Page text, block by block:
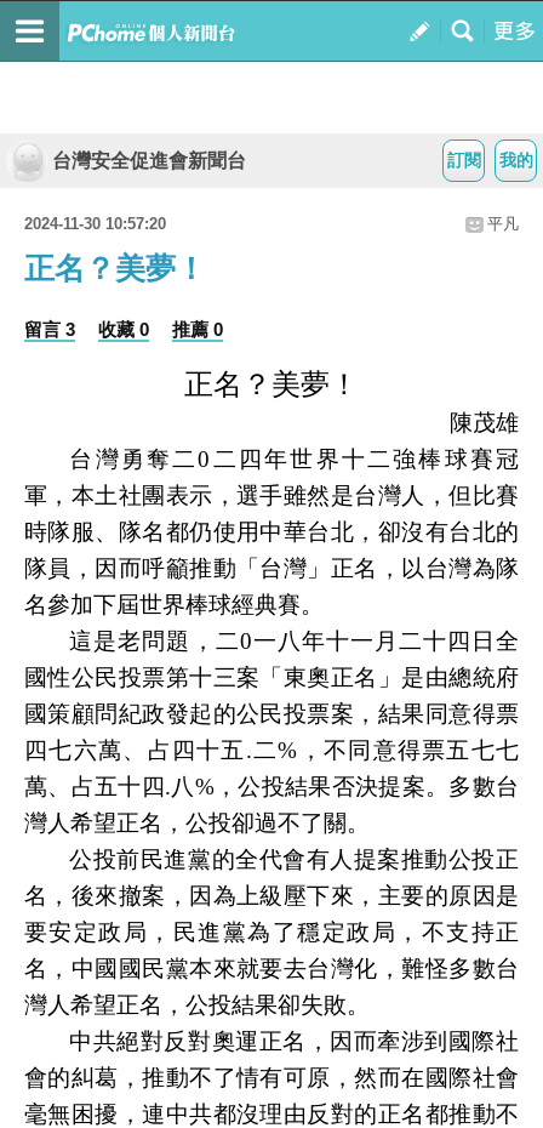
我的
訂閱
台灣安全促進會新聞台
2024-11-30 10:57:20 平凡
正名？美夢！
留言 3 收藏 0 推薦 0
正名？美夢！
陳茂雄
台灣勇奪二0二四年世界十二強棒球賽冠
軍，本土社團表示，選手雖然是台灣人，但比賽
時隊服、隊名都仍使用中華台北，卻沒有台北的
隊員，因而呼籲推動「台灣」正名，以台灣為隊
名參加下屆世界棒球經典賽。
這是老問題，二0一八年十一月二十四日全
國性公民投票第十三案「東奧正名」是由總統府
國策顧問紀政發起的公民投票案，結果同意得票
四七六萬、占四十五.二% ，不同意得票五七七
萬、占五十四.八%，公投結果否決提案。多數台
灣人希望正名，公投卻過不了關。
公投前民進黨的全代會有人提案推動公投正
名，後來撤案，因為上級壓下來，主要的原因是
要安定政局，民進黨為了穩定政局，不支持正
名，中國國民黨本來就要去台灣化，難怪多數台
灣人希望正名，公投結果卻失敗。
中共絕對反對奧運正名，因而牽涉到國際社
會的糾葛，推動不了情有可原，然而在國際社會
毫無困擾，連中共都沒理由反對的正名都推動不